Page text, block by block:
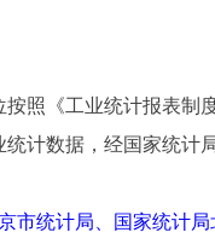
照《工业统计报表制
计数据，经国家统计
市统计局、国家统计